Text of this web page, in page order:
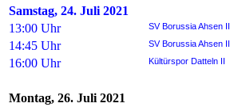
Samstag, 24. Juli 2021
13:00 Uhr
SV Borussia Ahsen II
14:45 Uhr SV Borussia Ahsen II
16:00 Uhr
Kültürspor Datteln II
Montag, 26. Juli 2021